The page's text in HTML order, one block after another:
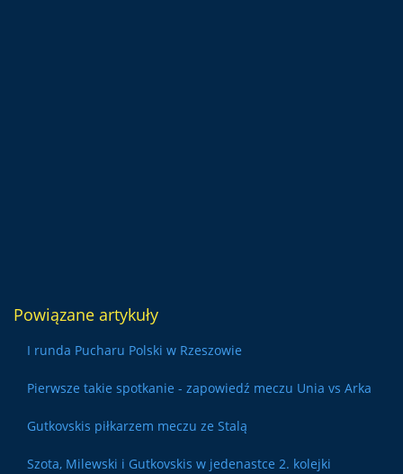
Powiązane artykuły
I runda Pucharu Polski w Rzeszowie
Pierwsze takie spotkanie - zapowiedź meczu Unia vs Arka
Gutkovskis piłkarzem meczu ze Stalą
Szota, Milewski i Gutkovskis w jedenastce 2. kolejki